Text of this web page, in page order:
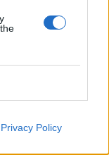
Privacy Policy